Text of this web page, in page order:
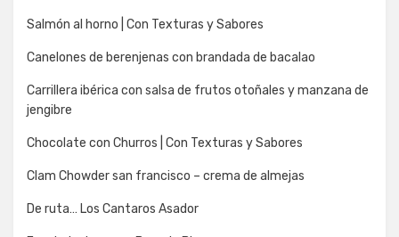
Salmón al horno | Con Texturas y Sabores
Canelones de berenjenas con brandada de bacalao
Carrillera ibérica con salsa de frutos otoñales y manzana de
jengibre
Chocolate con Churros | Con Texturas y Sabores
Clam Chowder san francisco – crema de almejas
De ruta… Los Cantaros Asador